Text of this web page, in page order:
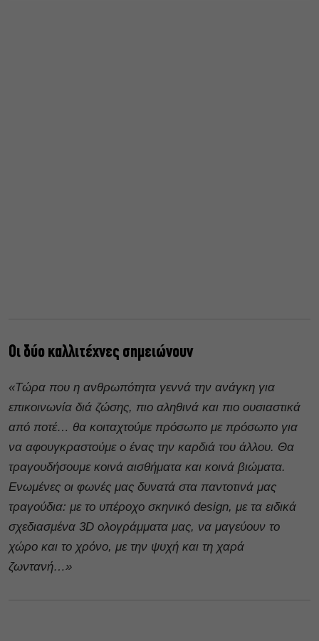
Οι δύο καλλιτέχνες σημειώνουν
«Τώρα που η ανθρωπότητα γεννά την ανάγκη για
επικοινωνία διά ζώσης, πιο αληθινά και πιο ουσιαστικά
από ποτέ… θα κοιταχτούμε πρόσωπο με πρόσωπο για
να αφουγκραστούμε ο ένας την καρδιά του άλλου. Θα
τραγουδήσουμε κοινά αισθήματα και κοινά βιώματα.
Ενωμένες οι φωνές μας δυνατά στα παντοτινά μας
τραγούδια: με το υπέροχο σκηνικό design, με τα ειδικά
σχεδιασμένα 3D ολογράμματα μας, να μαγεύουν το
χώρο και το χρόνο, με την ψυχή και τη χαρά
ζωντανή…»